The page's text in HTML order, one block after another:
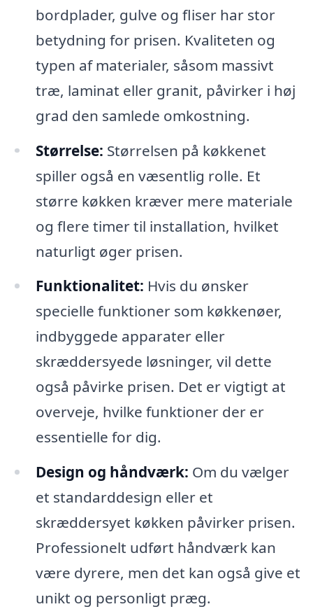
bordplader, gulve og fliser har stor
betydning for prisen. Kvaliteten og
typen af materialer, såsom massivt
træ, laminat eller granit, påvirker i høj
grad den samlede omkostning.
Størrelse: Størrelsen på køkkenet
spiller også en væsentlig rolle. Et
større køkken kræver mere materiale
og flere timer til installation, hvilket
naturligt øger prisen.
Funktionalitet: Hvis du ønsker
specielle funktioner som køkkenøer,
indbyggede apparater eller
skræddersyede løsninger, vil dette
også påvirke prisen. Det er vigtigt at
overveje, hvilke funktioner der er
essentielle for dig.
Design og håndværk: Om du vælger
et standarddesign eller et
skræddersyet køkken påvirker prisen.
Professionelt udført håndværk kan
være dyrere, men det kan også give et
unikt og personligt præg.